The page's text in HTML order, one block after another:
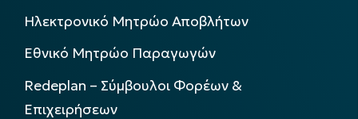
Ηλεκτρονικό Μητρώο Αποβλήτων
Εθνικό Μητρώο Παραγωγών
Redeplan – Σύμβουλοι Φορέων &
Επιχειρήσεων